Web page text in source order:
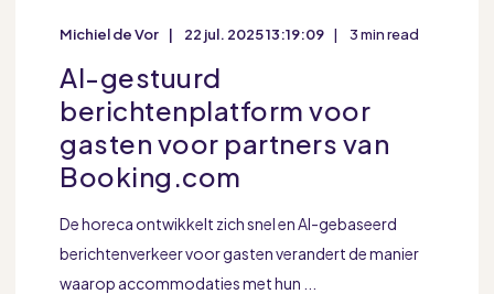
Michiel de Vor 22 jul. 2025 13:19:09 3 min read
AI-gestuurd
berichtenplatform voor
gasten voor partners van
Booking.com
De horeca ontwikkelt zich snel en AI-gebaseerd
berichtenverkeer voor gasten verandert de manier
waarop accommodaties met hun ...